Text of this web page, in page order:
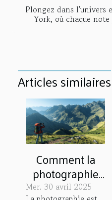
Plongez dans l'univers
York, où chaque note
Articles similaires
Comment la
photographie
peut enrichir
Mer. 30 avril 2025